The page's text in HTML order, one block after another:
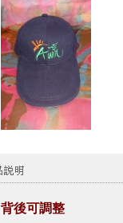
背後可調整